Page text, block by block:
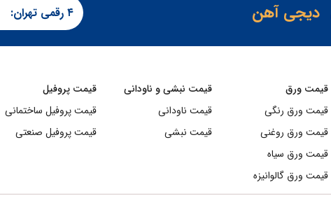
دیجی آهن ۴ رقمی تهران:
قیمت ورق
قیمت ورق رنگی
قیمت ورق روغنی
قیمت ورق سیاه
قیمت ورق گالوانیزه
قیمت نبشی و ناودانی
قیمت ناودانی
قیمت نبشی
قیمت پروفیل
قیمت پروفیل ساختمانی
قیمت پروفیل صنعتی